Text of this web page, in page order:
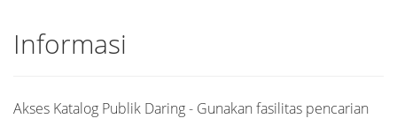
Informasi
Akses Katalog Publik Daring - Gunakan fasilitas pencarian